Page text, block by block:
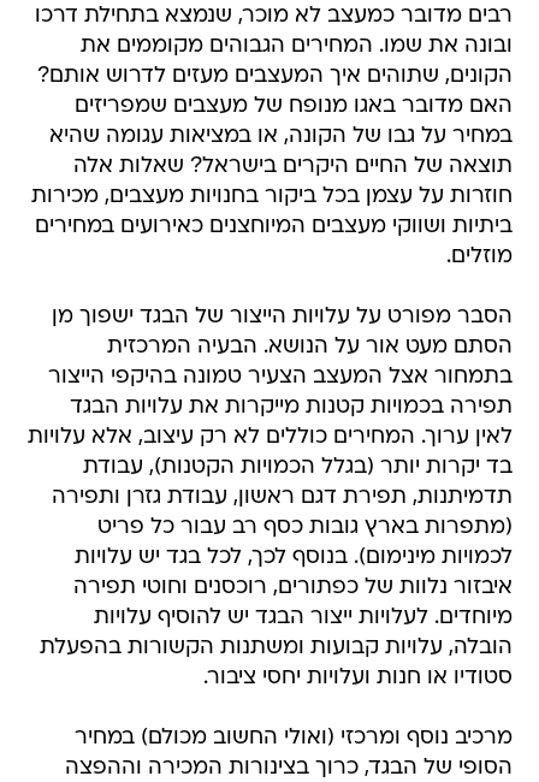
רבים מדובר כמעצב לא מוכר, שנמצא בתחילת דרכו
ובונה את שמו. המחירים הגבוהים מקוממים את
הקונים, שתוהים איך המעצבים מעזים לדרוש אותם?
האם מדובר באגו מנופח של מעצבים שמפריזים
במחיר על גבו של הקונה, או במציאות עגומה שהיא
תוצאה של החיים היקרים בישראל? שאלות אלה
חוזרות על עצמן בכל ביקור בחנויות מעצבים, מכירות
ביתיות ושווקי מעצבים המיוחצנים כאירועים במחירים
מוזלים.
הסבר מפורט על עלויות הייצור של הבגד ישפוך מן
הסתם מעט אור על הנושא. הבעיה המרכזית
בתמחור אצל המעצב הצעיר טמונה בהיקפי הייצור 
תפירה בכמויות קטנות מייקרות את עלויות הבגד
לאין ערוך. המחירים כוללים לא רק עיצוב, אלא עלויות
בד יקרות יותר (בגלל הכמויות הקטנות), עבודת
תדמיתנות, תפירת דגם ראשון, עבודת גזרן ותפירה
(מתפרות בארץ גובות כסף רב עבור כל פריט
לכמויות מינימום). בנוסף לכך, לכל בגד יש עלויות
איבזור נלוות של כפתורים, רוכסנים וחוטי תפירה
מיוחדים. לעלויות ייצור הבגד יש להוסיף עלויות
הובלה, עלויות קבועות ומשתנות הקשורות בהפעלת
סטודיו או חנות ועלויות יחסי ציבור.
מרכיב נוסף ומרכזי (ואולי החשוב מכולם) במחיר
הסופי של הבגד, כרוך בצינורות המכירה וההפצה